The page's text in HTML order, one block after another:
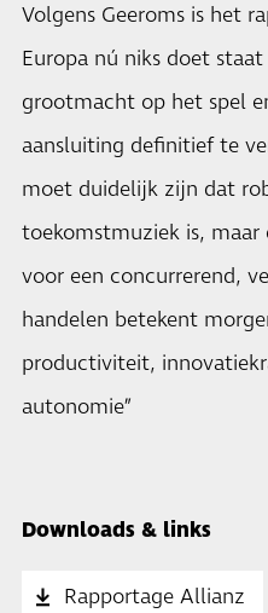
Volgens Geeroms is het
Europa nú niks doet
grootmacht op het spel
aansluiting definitief te
moet duidelijk zijn dat
toekomstmuziek is,
voor een concurrerend,
handelen betekent
productiviteit,
autonomie”
Downloads & links
Rapportage Allianz